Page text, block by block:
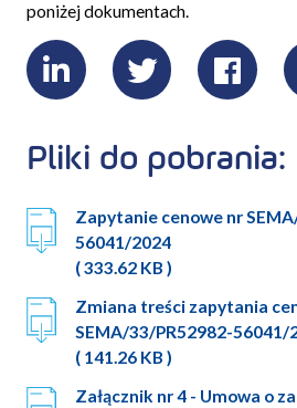
poniżej dokumentach.
LinkedInTwitter
Pliki do pobrania:
Zapytanie cenowe nr
56041/2024
( 333.62 KB )
Zmiana treści zapytania
SEMA/33/PR52982-56041/
( 141.26 KB )
Załącznik nr 4 - Umowa o